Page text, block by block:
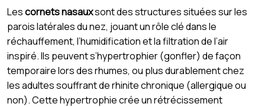
Lescornets nasauxsont des structures situées sur les
parois latérales du nez, jouant un rôle clé dans le
réchauffement, l’humidification et la filtration de l’air
inspiré. Ils peuvent s’hypertrophier (gonfler) de façon
temporaire lors des rhumes, ou plus durablement chez
les adultes souffrant de rhinite chronique (allergique ou
non). Cette hypertrophie crée un rétrécissement